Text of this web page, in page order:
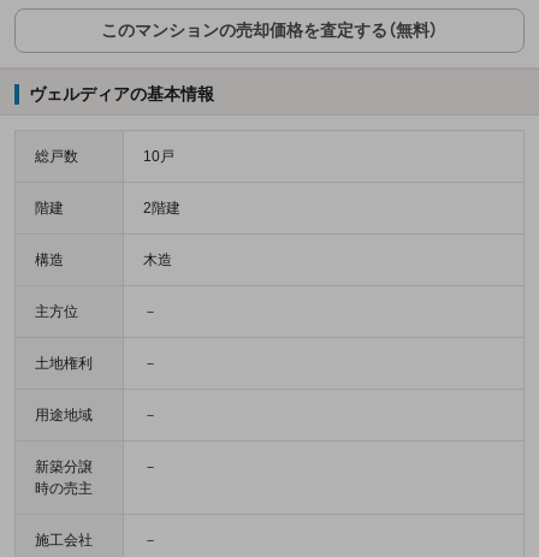
このマンションの売却価格を査定する（無料）
ヴェルディアの基本情報
総戸数 10戸
階建 2階建
構造 木造
主方位 －
土地権利 －
用途地域 －
新築分譲
時の売主
－
施工会社 －